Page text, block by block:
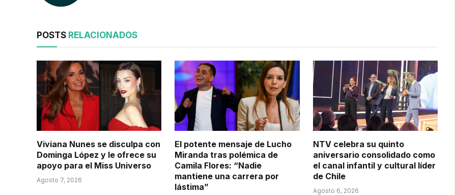
POSTS RELACIONADOS
Viviana Nunes se disculpa con
Dominga López y le ofrece su
apoyo para el Miss Universo
Agosto 7, 2026
El potente mensaje de Lucho
Miranda tras polémica de
Camila Flores: “Nadie
mantiene una carrera por
lástima”
NTV celebra su quinto
aniversario consolidado como
el canal infantil y cultural líder
de Chile
Agosto 6, 2026